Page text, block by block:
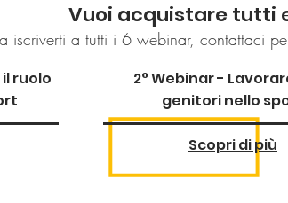
Vuoi acquistare tutti
iscriverti a tutti i 6 webinar, contattaci
il ruolo
2° Webinar -
genitori nello
Scopri di più